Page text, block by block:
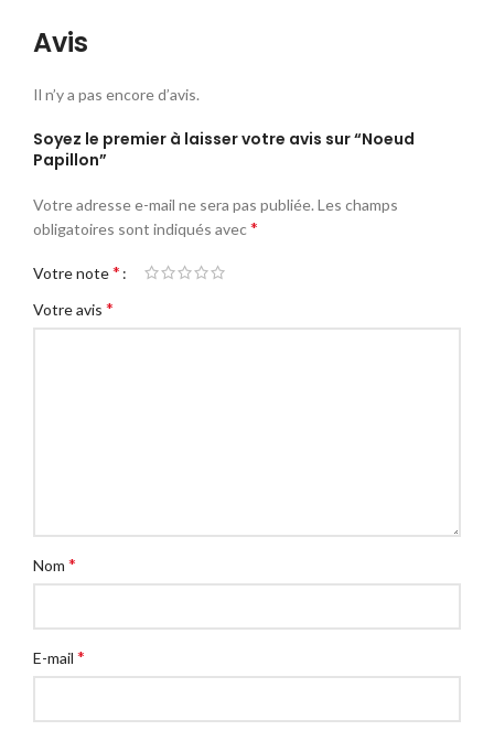
Avis
Il n’y a pas encore d’avis.
Soyez le premier à laisser votre avis sur “Noeud
Papillon”
Votre adresse e-mail ne sera pas publiée. Les champs
obligatoires sont indiqués avec*
Votre note*
Votre avis *
Nom *
E-mail *